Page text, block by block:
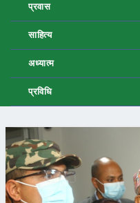
प्रवास
साहित्य
अध्यात्म
प्रविधि